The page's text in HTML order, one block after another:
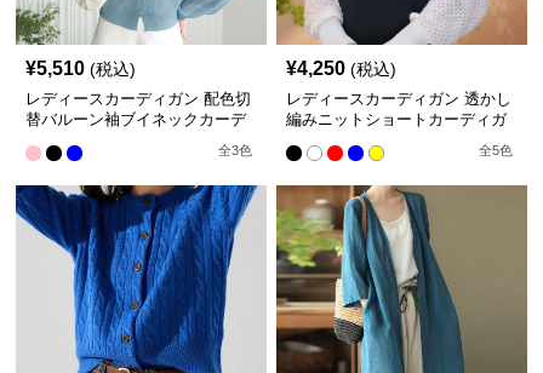
¥5,510 (税込)
レディースカーディガン 配色切
替バルーン袖ブイネックカーデ
全3色
¥4,250 (税込)
レディースカーディガン 透かし
編みニットショートカーディガ
全5色